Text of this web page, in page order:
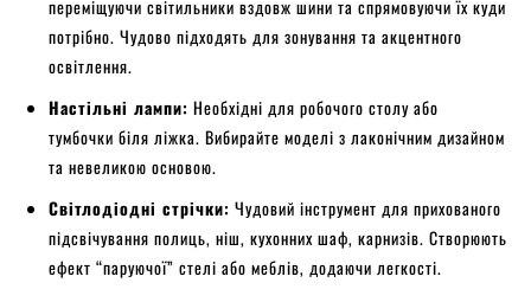
переміщуючи світильники вздовж шини та спрямовуючи їх куди
потрібно. Чудово підходять для зонування та акцентного
освітлення.
Настільні лампи: Необхідні для робочого столу або
тумбочки біля ліжка. Вибирайте моделі з лаконічним дизайном
та невеликою основою.
Світлодіодні стрічки: Чудовий інструмент для прихованого
підсвічування полиць, ніш, кухонних шаф, карнизів. Створюють
ефект “паруючої” стелі або меблів, додаючи легкості.